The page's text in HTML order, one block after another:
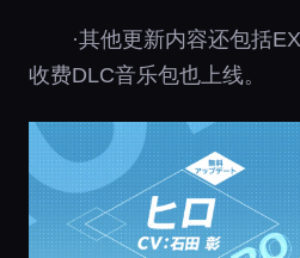
·其他更新内容还包括
收费DLC音乐包也上线。